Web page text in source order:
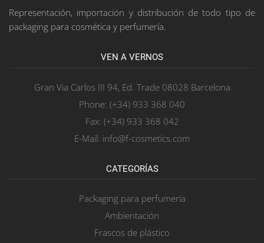
Representación, importación y distribución de todo tipo de
packaging para cosmética y perfumería.
VEN A VERNOS
Gran Via Carlos III 94, Ed. Trade 08028 Barcelona
Phone: (+34) 933 368 040
Fax: (+34) 933 368 042
E-Mail: info@f-cosmetics.com
CATEGORÍAS
Packaging para perfumería
Ambientación
Frascos de plástico